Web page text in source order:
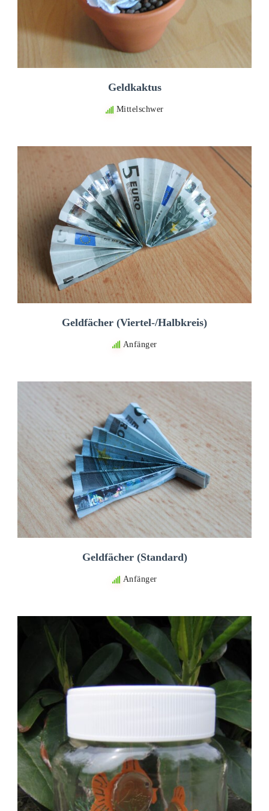
Geldkaktus
Mittelschwer
Geldfächer (Viertel-/Halbkreis)
Anfänger
Geldfächer (Standard)
Anfänger